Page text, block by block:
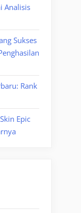
Analisis
Sukses
Rank
Epic